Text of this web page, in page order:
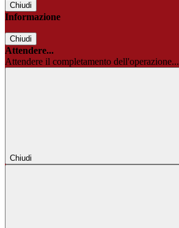
Chiudi
Informazione
Chiudi
Attendere...
Attendere il completamento dell'operazione...
Chiudi